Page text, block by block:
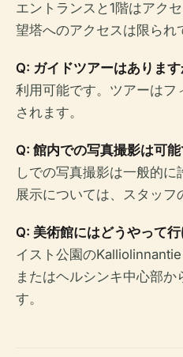
エントランスと1階はアク
望塔へのアクセスは限られ
Q: ガイドツアーはあります
利用可能です。ツアーは
されます。
Q: 館内での写真撮影は可能
しでの写真撮影は一般的
展示については、スタッフ
Q: 美術館にはどうやって行
イスト公園の
またはヘルシンキ中心部か
す。